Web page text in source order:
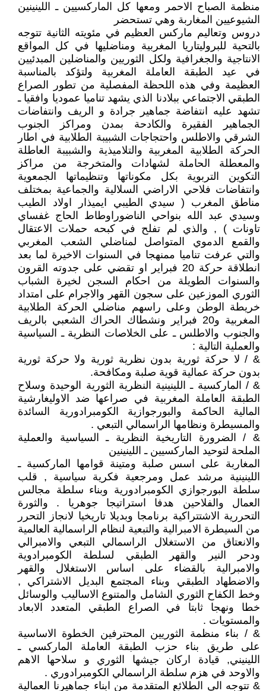
منظمة الصباح الاحمر ومعها كل الماركسيين ـ اللينينين
الشيوعيين المغاربة وهي تستحضر
دروس وتعاليم ماركس العظيم في مئويته الثانية تتوجه
بالتحية للبروليتاريا المغربية ومناضليها في كل المواقع
الانتاجية والجغرافية ولكل الثوريين والمناضلين المبدئيين
في عيد الطبقة العاملة المغربية ولتؤكد بالمناسبة
العظيمة وفي هذه اللحظة المفصلية من تطور الصراع
الطبقي الاجتماعي ببلادنا الذي يشهد تناميا عموديا وافقيا ـ
تشهد عليه انتفاضة جماهير جرادة و الريف وانتفاضات
الجماهير الفقيرة والكادحة بمدن ومراكز الجنوب
الشرقي والاطلس واحتجاجات الشبيبة الطلابية في اطار
الحركة الطلابية المغربية والتلاميذية والشبيبة العاطلة
والمعطلة الحاملة لشهادات والمتخرجة من مراكز
التكوين التربوية بكل مكوناتها وتنظيماتها الجمعوية
وانتفاضات فلاحي الاراضي السلالية والجماعية بمختلف
مناطق المغرب ( سيدي الطيبي ايميذار اولاد الطيب
وسيدي عبد الله بنواحي الناضوراوطاط الحاج غفساي
تاونات ) , والذي لم تفلح في كبحه حملات الاعتقال
والقمع الدموي المتواصل لمناضلي الشعب المغربي
والتي عرفت تناميا ممنهجا في السنوات الاخيرة لما بعد
انطلاقة حركة 20 فبراير او تقضي على جدوته القرون
والسنوات الطويلة من احكام السجن لخيرة الشباب
الثوري الموزعين على سجون القهر والاجرام على امتداد
خريطة الوطن وعلى راسهم مناضلي الحركة الطلابية
المغربية و20 فبراير ونشطاك الحراك الشعبي بالريف
والجنوب والاطلس ـ على الخلاصات النظرية ـ السياسية
والعملية التالية :
& / لا حركة ثورية بدون نظرية ثورية ولا حركة ثورية
بدون حركة عمالية قوية صلبة ومكافحة.
& / الماركسية ـ اللينينية النظرية الثورية الوحيدة وسلاح
الطبقة العاملة المغربية في صراعها ضد الاوليغارشية
المالية الحاكمة والبورجوازية الكومبرادورية السائدة
والمسيطرة ونظامها الراسمالي التبعي .
& / الضرورة التاريخية النظرية ـ السياسية والعملية
الملحة لتوحيد الماركسيين ـ اللينينين
المغاربة على اسس صلبة ومتينة قوامها الماركسية ـ
اللينينية مرشد عمل ومرجعية فكرية سياسية , قلب
سلطة البورجوازي الكومبرادورية وبناء سلطة مجالس
العمال والفلاحين هدفا استراتيجا جوهريا . والثورة
التحررية الاشتتراكية برنامجا وبديلا تاريخيا لانجاز التحرر
من السيطرة الامبرالية والتبعية لنظام الراسمالية العالمية
والانعتاق من الاستغلال الراسمالي التبعي والامبرالي
ودحر النير والقهر الطبقي لسلطة الكومبرادوية
والامبرالية بالقضاء على اساس الاستغلال والقهر
والاضطهاد الطبقي وبناء المجتمع البديل الاشتراكي ,
وخط الكفاح الثوري الشامل والمتنوع الاساليب والوسائل
خطا ونهجا ثابتا في الصراع الطبقي المتعدد الابعاد
والمستويات .
& / بناء منظمة الثوريين المحترفين الخطوة الاساسية
على طريق بناء حزب الطبقة العاملة الماركسي ـ
اللينيني, قيادة اركان جيشها الثوري و سلاحها الاهم
والاوحد في هزم سلطة الراسمالي الكومبرادوري .
& تتوجه الى الطلائع المتقدمة من ابناء جماهيرنا العمالية